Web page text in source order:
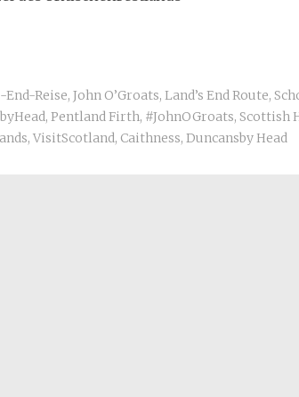
Reise, John O’Groats, Land’s End Route,
, Pentland Firth, #JohnOGroats, Scottish
, VisitScotland, Caithness, Duncansby Head